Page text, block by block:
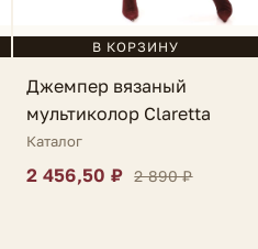
В КОРЗИНУ
Джемпер вязаный
мультиколор Claretta
Каталог
2 456,50 ₽ 2 890 ₽